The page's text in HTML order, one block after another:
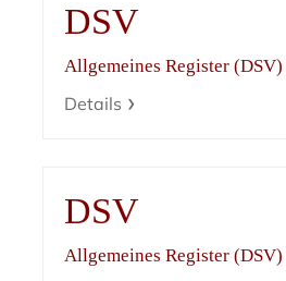
DSV
Allgemeines Register (DSV)
Details
DSV
Allgemeines Register (DSV)